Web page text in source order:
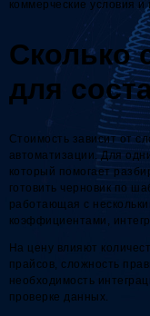
коммерческие условия и
Сколько
для
Стоимость зависит от
автоматизации. Для
который помогает
готовить черновик по
работающая с
коэффициентами,
На цену влияют
прайсов, сложность
необходимость
проверке данных.